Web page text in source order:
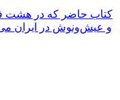
کتاب حاضر که در هشت
و عیش‌‌ونوش در ایران